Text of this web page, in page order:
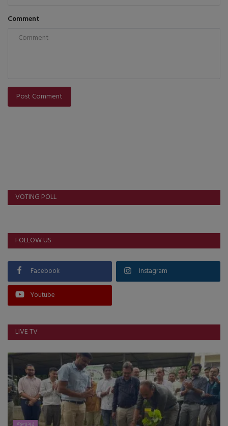
Comment
Post Comment
VOTING POLL
FOLLOW US
Facebook Instagram
Youtube
LIVE TV